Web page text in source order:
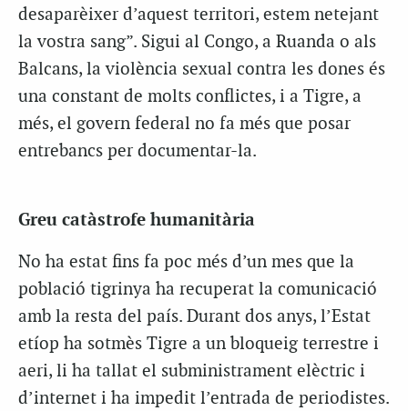
desaparèixer d’aquest territori, estem netejant
la vostra sang”. Sigui al Congo, a Ruanda o als
Balcans, la violència sexual contra les dones és
una constant de molts conflictes, i a Tigre, a
més, el govern federal no fa més que posar
entrebancs per documentar-la.
Greu catàstrofe humanitària
No ha estat fins fa poc més d’un mes que la
població tigrinya ha recuperat la comunicació
amb la resta del país. Durant dos anys, l’Estat
etíop ha sotmès Tigre a un bloqueig terrestre i
aeri, li ha tallat el subministrament elèctric i
d’internet i ha impedit l’entrada de periodistes.